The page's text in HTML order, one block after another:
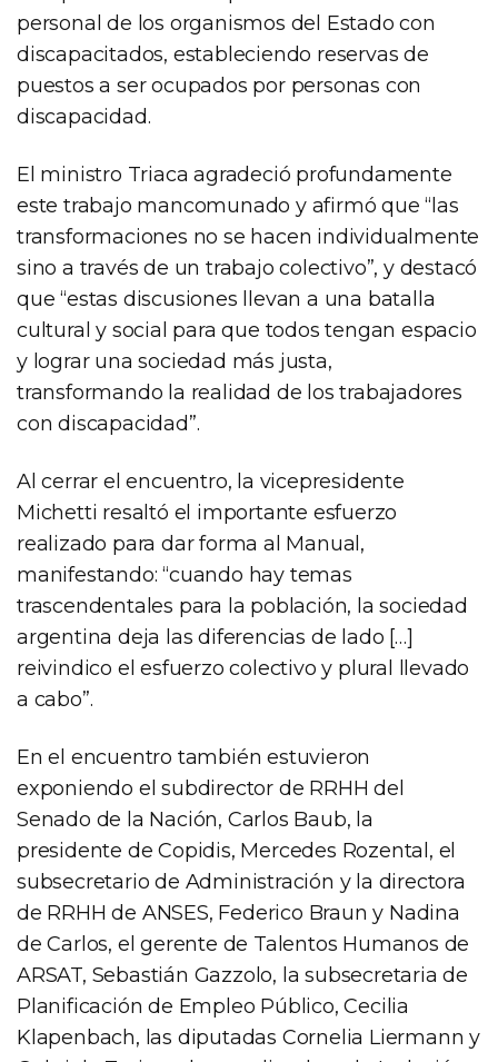
personal de los organismos del Estado con
discapacitados, estableciendo reservas de
puestos a ser ocupados por personas con
discapacidad.
El ministro Triaca agradeció profundamente
este trabajo mancomunado y afirmó que “las
transformaciones no se hacen individualmente
sino a través de un trabajo colectivo”, y destacó
que “estas discusiones llevan a una batalla
cultural y social para que todos tengan espacio
y lograr una sociedad más justa,
transformando la realidad de los trabajadores
con discapacidad”.
Al cerrar el encuentro, la vicepresidente
Michetti resaltó el importante esfuerzo
realizado para dar forma al Manual,
manifestando: “cuando hay temas
trascendentales para la población, la sociedad
argentina deja las diferencias de lado […]
reivindico el esfuerzo colectivo y plural llevado
a cabo”.
En el encuentro también estuvieron
exponiendo el subdirector de RRHH del
Senado de la Nación, Carlos Baub, la
presidente de Copidis, Mercedes Rozental, el
subsecretario de Administración y la directora
de RRHH de ANSES, Federico Braun y Nadina
de Carlos, el gerente de Talentos Humanos de
ARSAT, Sebastián Gazzolo, la subsecretaria de
Planificación de Empleo Público, Cecilia
Klapenbach, las diputadas Cornelia Liermann y